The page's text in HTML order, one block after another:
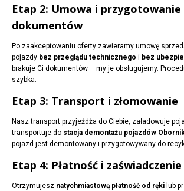
Etap 2: Umowa i przygotowanie
dokumentów
Po zaakceptowaniu oferty zawieramy umowę
pojazdy bez przeglądu technicznego i bez
brakuje Ci dokumentów – my je obsługujemy.
szybka.
Etap 3: Transport i złomowanie
Nasz transport przyjeżdża do Ciebie, załadowuje
transportuje do stacja demontażu pojazdów
pojazd jest demontowany i przygotowywany do
Etap 4: Płatność i zaświadczenie
Otrzymujesz natychmiastową płatność od ręki lub